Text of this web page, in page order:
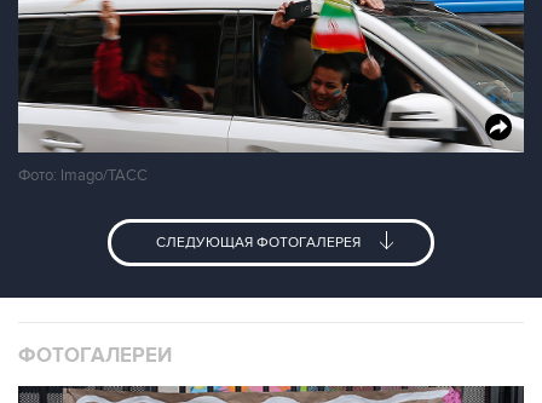
Фото: Imago/ТАСС
СЛЕДУЮЩАЯ ФОТОГАЛЕРЕЯ
ФОТОГАЛЕРЕИ